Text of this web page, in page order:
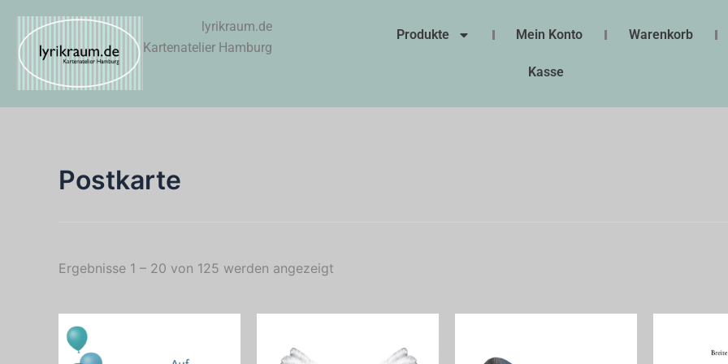
Inhalt
springen
lyrikraum.de
Kartenatelier Hamburg
Produkte Mein Konto Warenkorb
Kasse
Postkarte
Ergebnisse 1 – 20 von 125 werden angezeigt